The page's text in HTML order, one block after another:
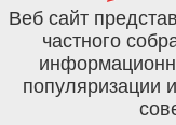
Веб сайт
частного
популяризации